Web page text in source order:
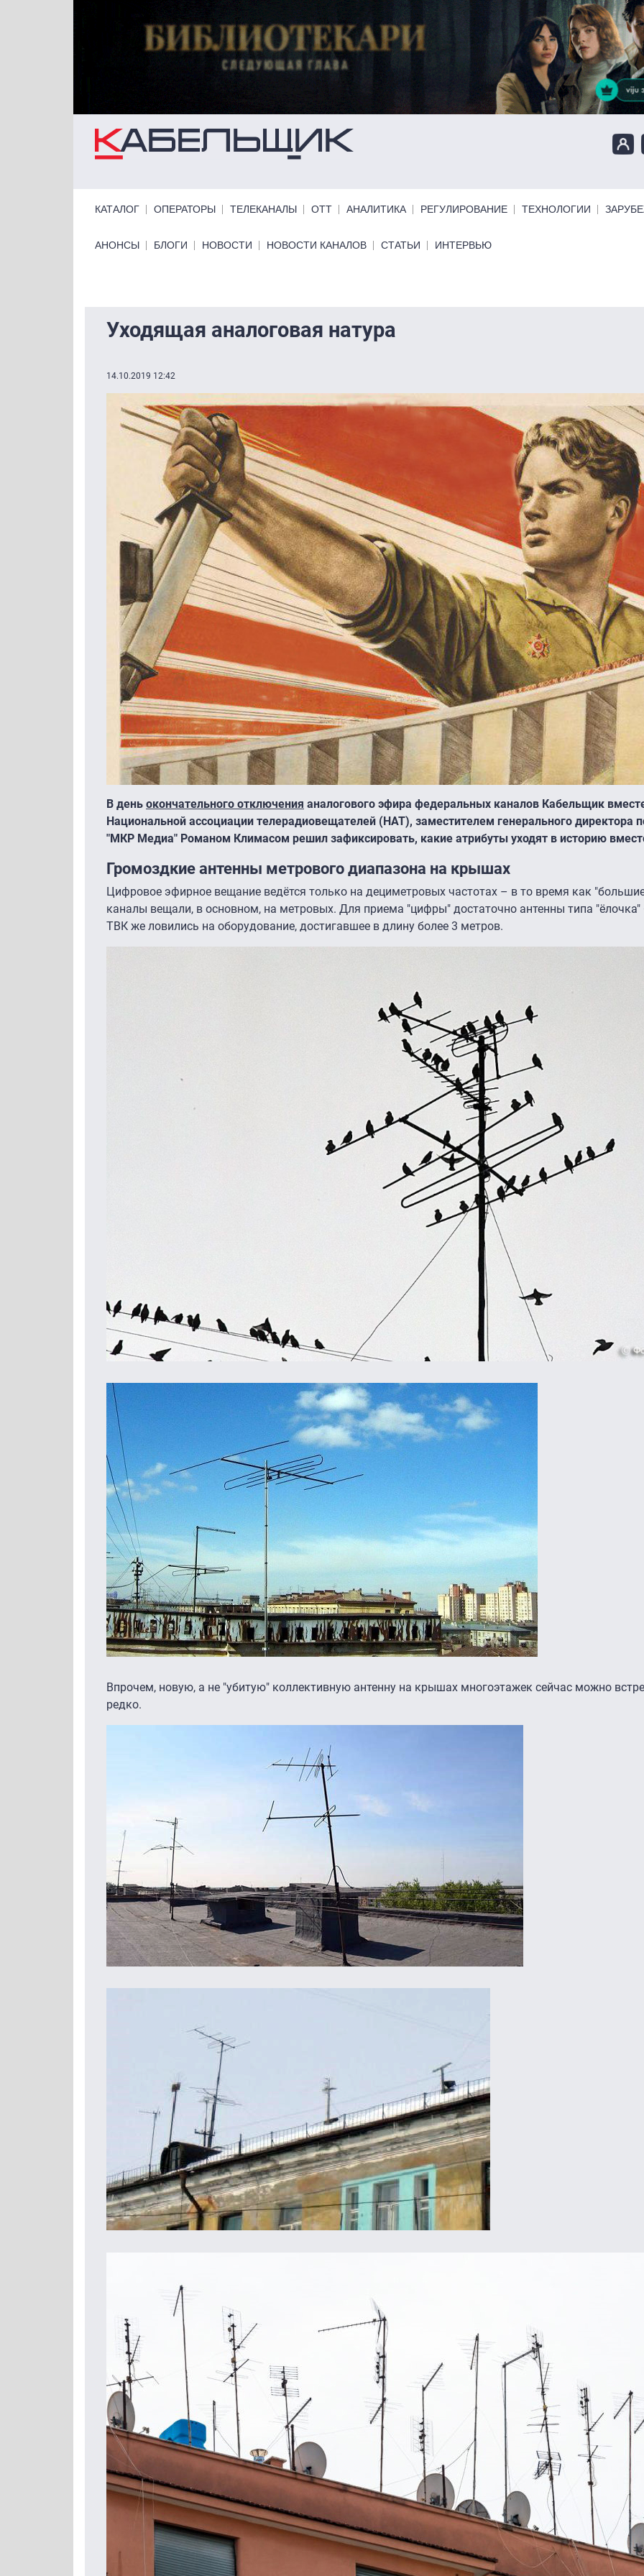
КАТАЛОГ ОПЕРАТОРЫ ТЕЛЕКАНАЛЫ ОТТ АНАЛИТИКА РЕГУЛИРОВАНИЕ ТЕХНОЛОГИИ
Primary links bottom
АНОНСЫ БЛОГИ НОВОСТИ НОВОСТИ КАНАЛОВ СТАТЬИ ИНТЕРВЬЮ
Уходящая аналоговая натура
14.10.2019 12:42
В день окончательного отключения аналогового эфира федеральных каналов Кабельщик
Национальной ассоциации телерадиовещателей (НАТ), заместителем генерального директора
"МКР Медиа" Романом Климасом решил зафиксировать, какие атрибуты уходят в историю
Громоздкие антенны метрового диапазона на крышах
Цифровое эфирное вещание ведётся только на дециметровых частотах – в то время как
каналы вещали, в основном, на метровых. Для приема "цифры" достаточно антенны типа
ТВК же ловились на оборудование, достигавшее в длину более 3 метров.
Впрочем, новую, а не "убитую" коллективную антенну на крышах многоэтажек сейчас можно
редко.